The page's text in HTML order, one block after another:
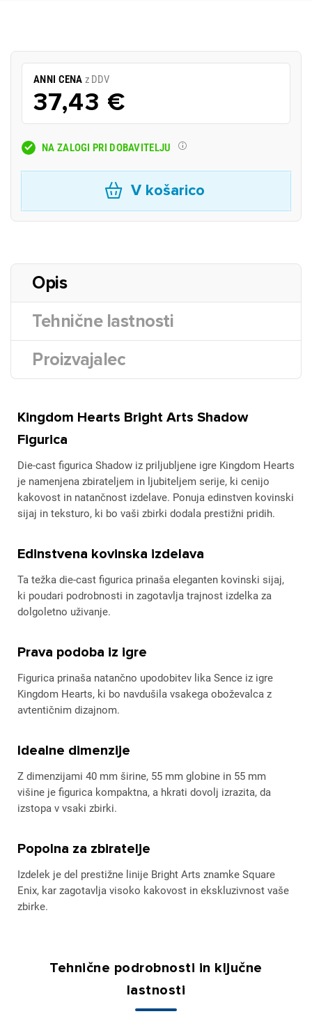
ANNI CENA z DDV
37,43 €
NA ZALOGI PRI DOBAVITELJU
V košarico
Opis
Tehnične lastnosti
Proizvajalec
Kingdom Hearts Bright Arts Shadow
Figurica
Die-cast figurica Shadow iz priljubljene igre Kingdom Hearts
je namenjena zbirateljem in ljubiteljem serije, ki cenijo
kakovost in natančnost izdelave. Ponuja edinstven kovinski
sijaj in teksturo, ki bo vaši zbirki dodala prestižni pridih.
Edinstvena kovinska izdelava
Ta težka die-cast figurica prinaša eleganten kovinski sijaj,
ki poudari podrobnosti in zagotavlja trajnost izdelka za
dolgoletno uživanje.
Prava podoba iz igre
Figurica prinaša natančno upodobitev lika Sence iz igre
Kingdom Hearts, ki bo navdušila vsakega oboževalca z
avtentičnim dizajnom.
Idealne dimenzije
Z dimenzijami 40 mm širine, 55 mm globine in 55 mm
višine je figurica kompaktna, a hkrati dovolj izrazita, da
izstopa v vsaki zbirki.
Popolna za zbiratelje
Izdelek je del prestižne linije Bright Arts znamke Square
Enix, kar zagotavlja visoko kakovost in ekskluzivnost vaše
zbirke.
Tehnične podrobnosti in ključne
lastnosti